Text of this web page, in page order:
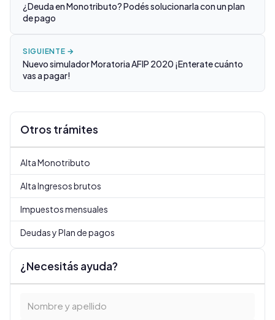
¿Deuda en Monotributo? Podés solucionarla con un plan
de pago
SIGUIENTE →
Nuevo simulador Moratoria AFIP 2020 ¡Enterate cuánto
vas a pagar!
Otros trámites
Alta Monotributo
Alta Ingresos brutos
Impuestos mensuales
Deudas y Plan de pagos
¿Necesitás ayuda?